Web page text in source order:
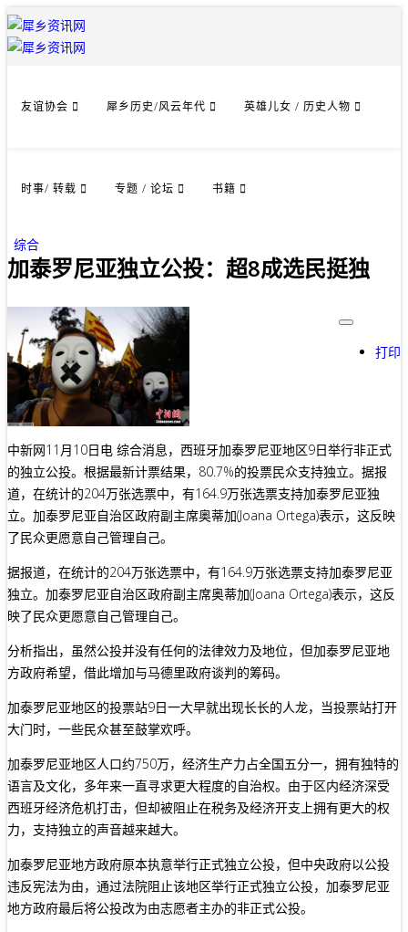
友谊协会 犀乡历史/风云年代 英雄儿女 / 历史人物
时事/ 转载 专题 / 论坛 书籍
综合
加泰罗尼亚独立公投：超8成选民挺独
打印
中新网11月10日电 综合消息，西班牙加泰罗尼亚地区9日举行非正式
的独立公投。根据最新计票结果，80.7%的投票民众支持独立。据报
道，在统计的204万张选票中，有164.9万张选票支持加泰罗尼亚独
立。加泰罗尼亚自治区政府副主席奥蒂加(Joana Ortega)表示，这反映
了民众更愿意自己管理自己。
据报道，在统计的204万张选票中，有164.9万张选票支持加泰罗尼亚
独立。加泰罗尼亚自治区政府副主席奥蒂加(Joana Ortega)表示，这反
映了民众更愿意自己管理自己。
分析指出，虽然公投并没有任何的法律效力及地位，但加泰罗尼亚地
方政府希望，借此增加与马德里政府谈判的筹码。
加泰罗尼亚地区的投票站9日一大早就出现长长的人龙，当投票站打开
大门时，一些民众甚至鼓掌欢呼。
加泰罗尼亚地区人口约750万，经济生产力占全国五分一，拥有独特的
语言及文化，多年来一直寻求更大程度的自治权。由于区内经济深受
西班牙经济危机打击，但却被阻止在税务及经济开支上拥有更大的权
力，支持独立的声音越来越大。
加泰罗尼亚地方政府原本执意举行正式独立公投，但中央政府以公投
违反宪法为由，通过法院阻止该地区举行正式独立公投，加泰罗尼亚
地方政府最后将公投改为由志愿者主办的非正式公投。